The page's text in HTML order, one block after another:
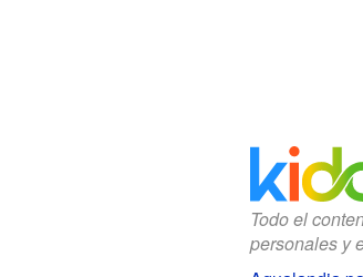
Todo el
personales y